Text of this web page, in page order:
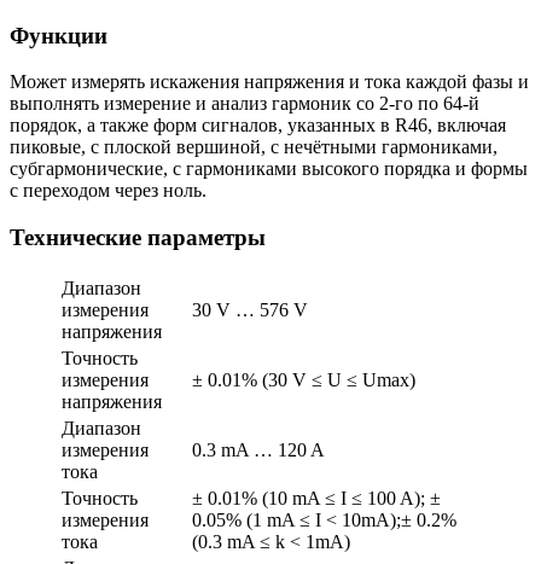
Функции
Может измерять искажения напряжения и тока каждой фазы и
выполнять измерение и анализ гармоник со 2-го по 64-й
порядок, а также форм сигналов, указанных в R46, включая
пиковые, с плоской вершиной, с нечётными гармониками,
субгармонические, с гармониками высокого порядка и формы
с переходом через ноль.
Технические параметры
Диапазон
измерения
напряжения
30 V … 576 V
Точность
измерения
напряжения
± 0.01% (30 V ≤ U ≤ Umax)
Диапазон
измерения
тока
0.3 mA … 120 A
Точность
измерения
тока
± 0.01% (10 mA ≤ I ≤ 100 A); ±
0.05% (1 mA ≤ I < 10mA);± 0.2%
(0.3 mA ≤ k < 1mA)